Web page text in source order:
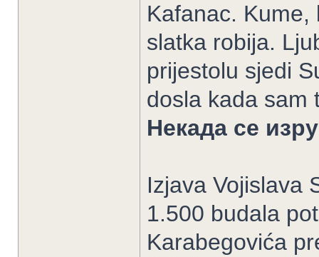
Kafanac.
slatka robija.
prijestolu sjedi
dosla kada
Некада се
Izjava Vojislava
1.500 budala
Karabegovića